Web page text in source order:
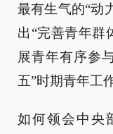
最有生气的“动
出“完善青年群
展青年有序参
五”时期青年工
如何领会中央